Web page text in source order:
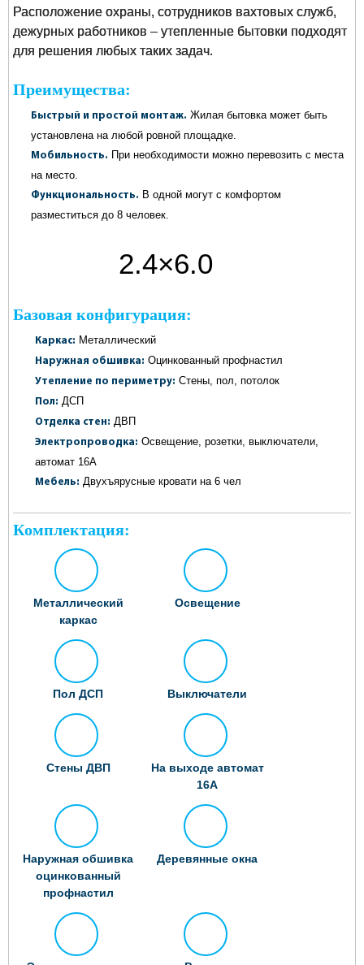
Расположение охраны, сотрудников вахтовых служб,
дежурных работников – утепленные бытовки подходят
для решения любых таких задач.
Преимущества:
Быстрый и простой монтаж. Жилая бытовка может быть
установлена на любой ровной площадке.
Мобильность. При необходимости можно перевозить с места
на место.
Функциональность. В одной могут с комфортом
разместиться до 8 человек.
2.4×6.0
Базовая конфигурация:
Каркас: Металлический
Наружная обшивка: Оцинкованный профнастил
Утепление по периметру: Стены, пол, потолок
Пол: ДСП
Отделка стен: ДВП
Электропроводка: Освещение, розетки, выключатели,
автомат 16А
Мебель: Двухъярусные кровати на 6 чел
Комплектация:
Металлический
каркас
Освещение
Пол ДСП Выключатели
Стены ДВП
На выходе автомат
16А
Наружная обшивка
оцинкованный
профнастил
Деревянные окна